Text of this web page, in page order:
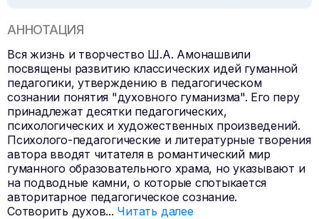
АННОТАЦИЯ
Вся жизнь и творчество Ш.А. Амонашвили
посвящены развитию классических идей гуманной
педагогики, утверждению в педагогическом
сознании понятия "духовного гуманизма". Его перу
принадлежат десятки педагогических,
психологических и художественных произведений.
Психолого-педагогические и литературные творения
автора вводят читателя в романтический мир
гуманного образовательного храма, но указывают и
на подводные камни, о которые спотыкается
авторитарное педагогическое сознание.
Сотворить духов... Читать далее